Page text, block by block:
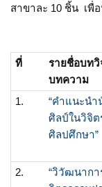
สาขาละ 10 ชิ้น เพื่
ที่
รายชื่อบท
บทความ
1.
“คำแนะนำ
ศิลป์ในวิจิต
ศิลปศึกษา”
2.
“วิวัฒนากา